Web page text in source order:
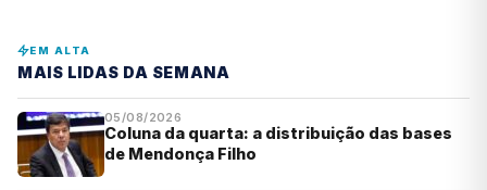
EM ALTA
MAIS LIDAS DA SEMANA
05/08/2026
Coluna da quarta: a distribuição das bases
de Mendonça Filho